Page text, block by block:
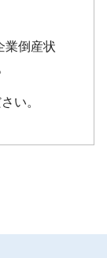
倒産状
い。